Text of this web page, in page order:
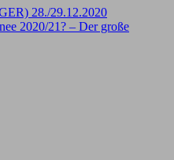
28./29.12.2020
2020/21? – Der große